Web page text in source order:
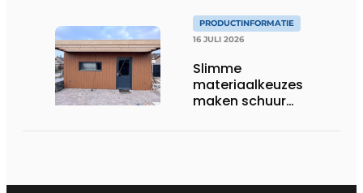
PRODUCTINFORMATIE
16 JULI 2026
Slimme
materiaalkeuzes
maken schuur